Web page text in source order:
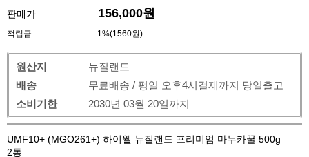
판매가
156,000원
적립금 1%(1560원)
원산지
뉴질랜드
배송
무료배송 / 평일 오후4시결제까지 당일출고
소비기한
2030년 03월 20일까지
UMF10+ (MGO261+) 하이웰 뉴질랜드 프리미엄 마누카꿀 500g
2통